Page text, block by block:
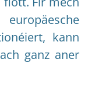
kann
ganz aner